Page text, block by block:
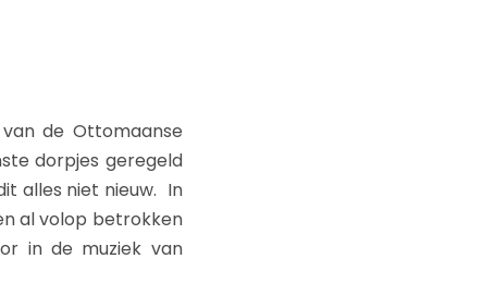
de Ottomaanse
dorpjes geregeld
alles niet nieuw. In
al volop betrokken
in de muziek van